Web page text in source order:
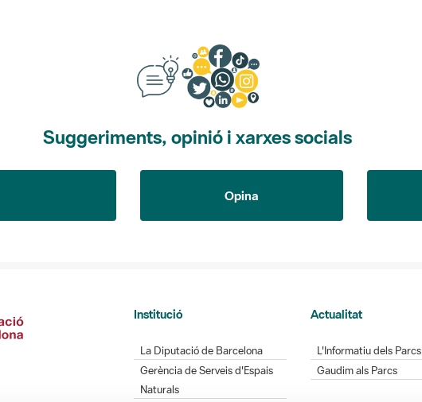
Suggeriments, opinió i xarxes socials
Opina
Institució
La Diputació de Barcelona
Gerència de Serveis d'Espais
Naturals
Actualitat
L'Informatiu dels Parcs
Gaudim als Parcs